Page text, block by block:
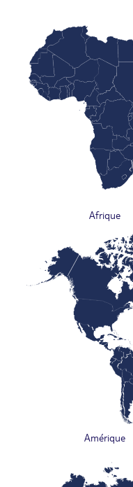
Afrique
Amérique